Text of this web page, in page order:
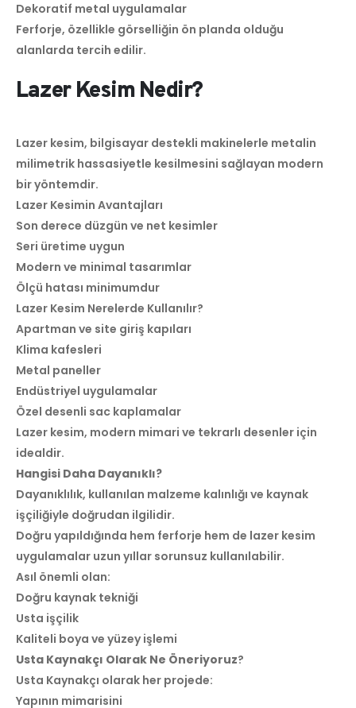
Dekoratif metal uygulamalar
Ferforje, özellikle görselliğin ön planda olduğu
alanlarda tercih edilir.
Lazer Kesim Nedir?
Lazer kesim, bilgisayar destekli makinelerle metalin
milimetrik hassasiyetle kesilmesini sağlayan modern
bir yöntemdir.
Lazer Kesimin Avantajları
Son derece düzgün ve net kesimler
Seri üretime uygun
Modern ve minimal tasarımlar
Ölçü hatası minimumdur
Lazer Kesim Nerelerde Kullanılır?
Apartman ve site giriş kapıları
Klima kafesleri
Metal paneller
Endüstriyel uygulamalar
Özel desenli sac kaplamalar
Lazer kesim, modern mimari ve tekrarlı desenler için
idealdir.
Hangisi Daha Dayanıklı?
Dayanıklılık, kullanılan malzeme kalınlığı ve kaynak
işçiliğiyle doğrudan ilgilidir.
Doğru yapıldığında hem ferforje hem de lazer kesim
uygulamalar uzun yıllar sorunsuz kullanılabilir.
Asıl önemli olan:
Doğru kaynak tekniği
Usta işçilik
Kaliteli boya ve yüzey işlemi
Usta Kaynakçı Olarak Ne Öneriyoruz?
Usta Kaynakçı olarak her projede:
Yapının mimarisini